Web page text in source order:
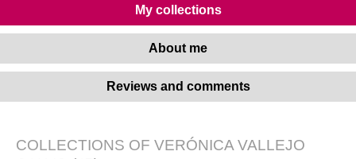
My collections
About me
Reviews and comments
COLLECTIONS OF VERÓNICA VALLEJO